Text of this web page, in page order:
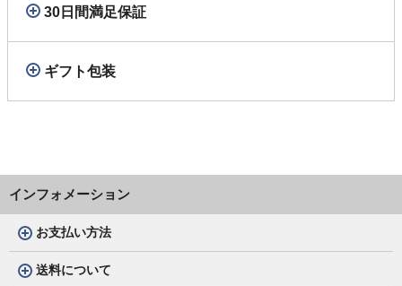
30日間満足保証
ギフト包装
インフォメーション
お支払い方法
送料について